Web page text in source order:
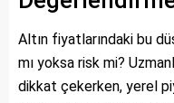
Altın fiyatlarındaki bu
mı yoksa risk mi?
dikkat çekerken, yerel